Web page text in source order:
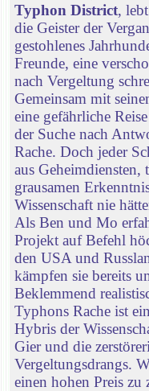
Typhon District,
die Geister der
gestohlenes
Freunde, eine
nach Vergeltung
Gemeinsam mit
eine gefährliche
der Suche nach
Rache. Doch jeder
aus
grausamen
Wissenschaft nie
Als Ben und Mo
Projekt auf Befehl
den USA und
kämpfen sie bereits
Beklemmend
Typhons Rache ist
Hybris der
Gier und die
Vergeltungsdrangs.
einen hohen Preis zu